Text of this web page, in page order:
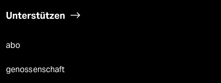
Unterstützen
abo
genossenschaft